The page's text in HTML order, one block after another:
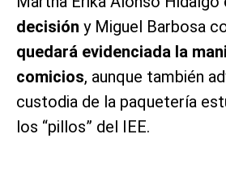
decisión y Miguel Barbosa
quedará evidenciada la
comicios, aunque también
custodia de la paquetería
los “pillos” del IEE.